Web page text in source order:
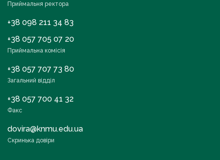
Приймальня ректора
+38 098 211 34 83
+38 057 705 07 20
Приймальна комісія
+38 057 707 73 80
Загальний відділ
+38 057 700 41 32
Факс
dovira@knmu.edu.ua
Скринька довіри